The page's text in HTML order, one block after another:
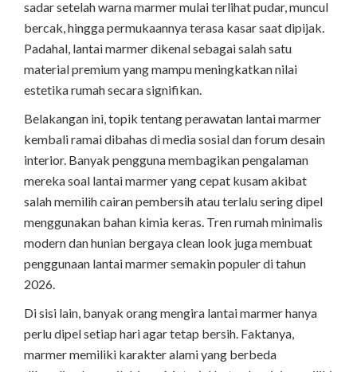
sadar setelah warna marmer mulai terlihat pudar, muncul
bercak, hingga permukaannya terasa kasar saat dipijak.
Padahal, lantai marmer dikenal sebagai salah satu
material premium yang mampu meningkatkan nilai
estetika rumah secara signifikan.
Belakangan ini, topik tentang perawatan lantai marmer
kembali ramai dibahas di media sosial dan forum desain
interior. Banyak pengguna membagikan pengalaman
mereka soal lantai marmer yang cepat kusam akibat
salah memilih cairan pembersih atau terlalu sering dipel
menggunakan bahan kimia keras. Tren rumah minimalis
modern dan hunian bergaya clean look juga membuat
penggunaan lantai marmer semakin populer di tahun
2026.
Di sisi lain, banyak orang mengira lantai marmer hanya
perlu dipel setiap hari agar tetap bersih. Faktanya,
marmer memiliki karakter alami yang berbeda